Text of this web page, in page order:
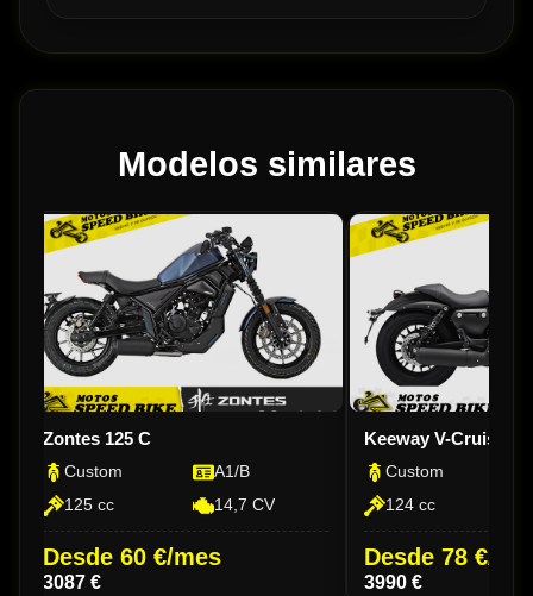
Modelos similares
Zontes 125 C
Custom
A1/B
125 cc
14,7 CV
Desde 60 €/mes
3087 €
Keeway V-Cruise
Custom
124 cc
Desde 78 €/
3990 €